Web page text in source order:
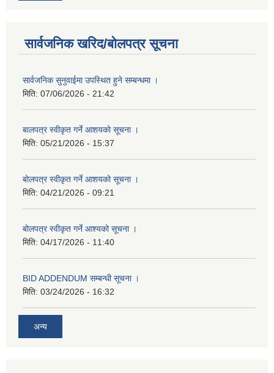
सार्वजनिक खरिद/बोलपत्र सूचना
सार्वजनिक सुनुवाईमा उपस्थित हुने सम्बन्धमा ।
मिति: 07/06/2026 - 21:42
बालपत्र स्वीकृत गर्ने आशयको सूचना ।
मिति: 05/21/2026 - 15:37
बोलपत्र स्वीकृत गर्ने आशयको सूचना ।
मिति: 04/21/2026 - 09:21
बोलपत्र स्वीकृत गर्ने आश्यको सूचना ।
मिति: 04/17/2026 - 11:40
BID ADDENDUM सम्बन्धी सूचना ।
मिति: 03/24/2026 - 16:32
अन्य